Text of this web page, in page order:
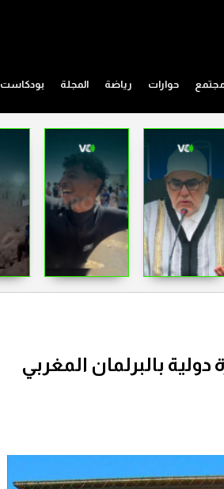
حوارات رياضة المجلة بودكاست
بالبرلمان المغربي